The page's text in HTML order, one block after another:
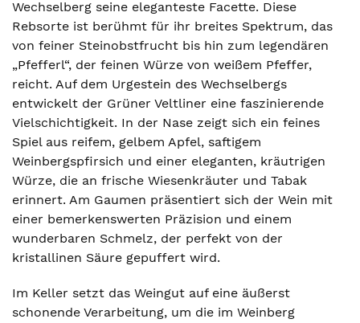
Wechselberg seine eleganteste Facette. Diese
Rebsorte ist berühmt für ihr breites Spektrum, das
von feiner Steinobstfrucht bis hin zum legendären
„Pfefferl“, der feinen Würze von weißem Pfeffer,
reicht. Auf dem Urgestein des Wechselbergs
entwickelt der Grüner Veltliner eine faszinierende
Vielschichtigkeit. In der Nase zeigt sich ein feines
Spiel aus reifem, gelbem Apfel, saftigem
Weinbergspfirsich und einer eleganten, kräutrigen
Würze, die an frische Wiesenkräuter und Tabak
erinnert. Am Gaumen präsentiert sich der Wein mit
einer bemerkenswerten Präzision und einem
wunderbaren Schmelz, der perfekt von der
kristallinen Säure gepuffert wird.
Im Keller setzt das Weingut auf eine äußerst
schonende Verarbeitung, um die im Weinberg